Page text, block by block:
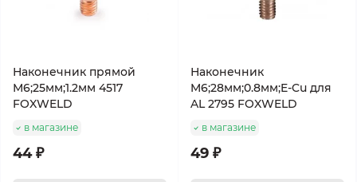
Наконечник прямой
М6;25мм;1.2мм 4517
FOXWELD
в магазине
44 ₽
Наконечник
M6;28мм;0.8мм;E-Cu для
AL 2795 FOXWELD
в магазине
49 ₽